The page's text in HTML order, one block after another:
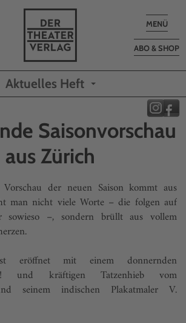
Toggle
MENÜ
ABO & SHOP
Aktuelles Heft
Saisonvorschau
aus Zürich
der neuen Saison kommt aus
man nicht viele Worte – die folgen auf
sowieso –, sondern brüllt aus vollem
eröffnet mit einem donnernden
und kräftigen Tatzenhieb vom
seinem indischen Plakatmaler V.